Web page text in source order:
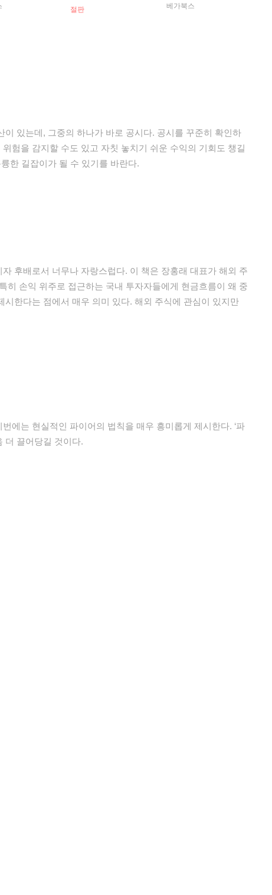
절판
배당주 투자
베가북스
있는데, 그중의 하나가 바로 공시다. 공시를 꾸준히 확인하
험을 감지할 수도 있고 자칫 놓치기 쉬운 수익의 기회도 챙길
한 길잡이가 될 수 있기를 바란다.
후배로서 너무나 자랑스럽다. 이 책은 장홍래 대표가 해외 주
히 손익 위주로 접근하는 국내 투자자들에게 현금흐름이 왜 중
한다는 점에서 매우 의미 있다. 해외 주식에 관심이 있지만
에는 현실적인 파이어의 법칙을 매우 흥미롭게 제시한다. ‘파
더 끌어당길 것이다.